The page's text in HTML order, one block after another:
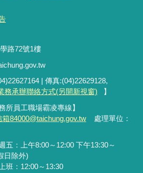
學路72號1樓
| 傳真:(04)22629128,
務承辦聯絡方式(另開新視窗)
】
所員工職場霸凌專線】
84000@taichung.gov.tw
處理單位：
五：上午8:00～12:00 下午13:30～
日除外)
12:00～13:30